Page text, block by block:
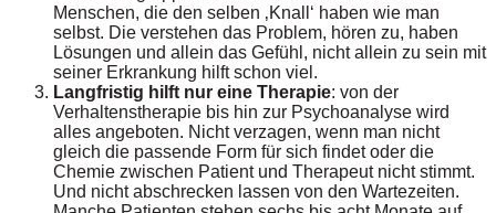
Menschen, die den selben ‚Knall‘ haben wie man
selbst. Die verstehen das Problem, hören zu, haben
Lösungen und allein das Gefühl, nicht allein zu sein mit
seiner Erkrankung hilft schon viel.
Langfristig hilft nur eine Therapie: von der
Verhaltenstherapie bis hin zur Psychoanalyse wird
alles angeboten. Nicht verzagen, wenn man nicht
gleich die passende Form für sich findet oder die
Chemie zwischen Patient und Therapeut nicht stimmt.
Und nicht abschrecken lassen von den Wartezeiten.